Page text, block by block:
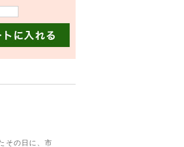
その日に、市